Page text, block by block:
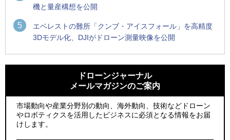
機と量産構想を公開
5
エベレストの難所「クンブ・アイスフォール」を高精度
3Dモデル化、DJIがドローン測量映像を公開
ン」とドローンショーによる新演出を実施
防衛装備庁「迎撃ドローン早期取得プログラム」にテラドロ
ーンが採択、国産機で量産調達を目指す
レッドクリフ、足利花火大会で映画『スパイダーマン』や
ン」とドローンショーによる新演出を実施
国産AUVを社会実装へ、スタートアップ「BlueArch株式会
社」設立
防衛装備庁「迎撃ドローン早期取得プログラム」にテラドロ
ドローンジャーナル
メールマガジンのご案内
市場動向や産業分野別の動向、海外動向、技術などドローン
やロボティクスを活用したビジネスに必須となる情報をお届
けします。